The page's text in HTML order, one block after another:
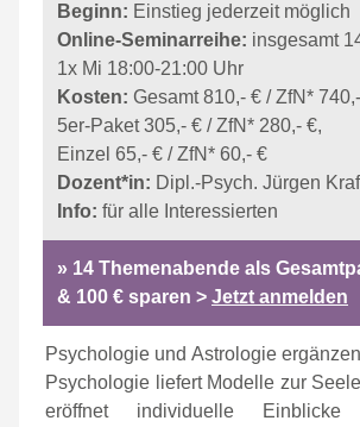
Beginn: Einstieg jederzeit möglich
Online-Seminarreihe: insgesamt
1x Mi 18:00-21:00 Uhr
Kosten: Gesamt 810,- € / ZfN*
5er-Paket 305,- € / ZfN* 280,- €,
Einzel 65,- € / ZfN* 60,- €
Dozent*in: Dipl.-Psych. Jürgen
Info: für alle Interessierten
» 14 Themenabende als
& 100 € sparen > Jetzt anmelden
Psychologie und Astrologie
Psychologie liefert Modelle zur
eröffnet individuelle